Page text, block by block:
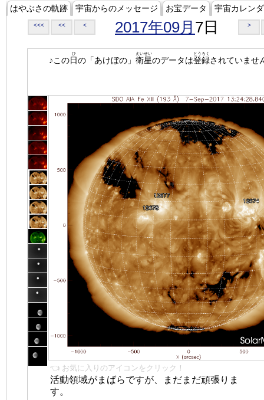
はやぶさの軌跡 宇宙からのメッセージ お宝データ 宇宙カレン
<<< << < 2017年09月 7日 >
♪この日
ひ
の「あけぼの」 衛星
えいせい
のデータは登録
とうろく
されていませ
👈 お気に入りのアイコンをクリック！
活動領域がまばらですが、まだまだ頑張りま
す。